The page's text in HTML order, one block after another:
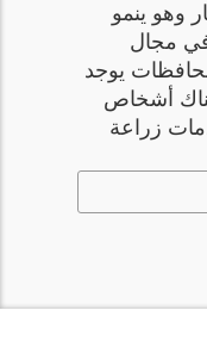
وهو ينمو
مجال
يوجد
أشخاص
زراعة